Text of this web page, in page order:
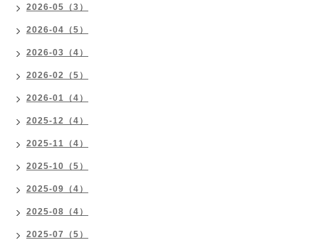
2026-05（3）
2026-04（5）
2026-03（4）
2026-02（5）
2026-01（4）
2025-12（4）
2025-11（4）
2025-10（5）
2025-09（4）
2025-08（4）
2025-07（5）